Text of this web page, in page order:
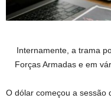
Internamente, a trama
Forças Armadas e em
O dólar começou a sessão